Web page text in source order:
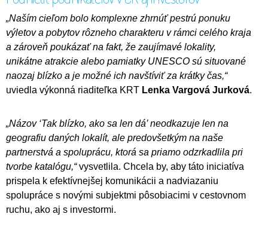
„Naším cieľom bolo komplexne zhrnúť pestrú ponuku
výletov a pobytov rôzneho charakteru v rámci celého kraja
a zároveň poukázať na fakt, že zaujímavé lokality,
unikátne atrakcie alebo pamiatky UNESCO sú situované
naozaj blízko a je možné ich navštíviť za krátky čas,“
uviedla výkonná riaditeľka KRT Lenka Vargová Jurková.
„Názov ‘Tak blízko, ako sa len dá’ neodkazuje len na
geografiu daných lokalít, ale predovšetkým na naše
partnerstvá a spoluprácu, ktorá sa priamo odzrkadlila pri
tvorbe katalógu,“vysvetlila. Chcela by, aby táto iniciatíva
prispela k efektívnejšej komunikácii a nadviazaniu
spolupráce s novými subjektmi pôsobiacimi v cestovnom
ruchu, ako aj s investormi.